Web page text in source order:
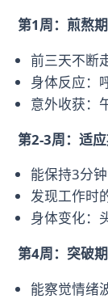
第1周：煎熬期
前三天不断
身体反应：
意外收获：
第2-3周：适
能保持3分
发现工作时
身体变化：
第4周：突破期
能察觉情绪